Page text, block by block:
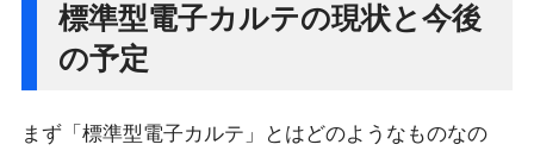
標準型電子カルテの現状と今後
の予定
まず「標準型電子カルテ」とはどのようなものなの